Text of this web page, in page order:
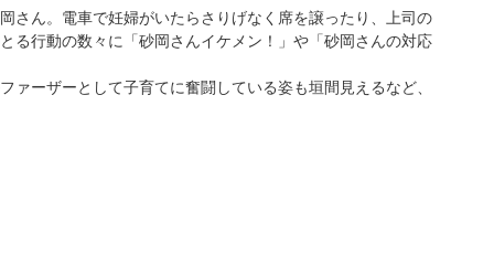
さん。電車で妊婦がいたらさりげなく席を譲ったり、上司の
る行動の数々に「砂岡さんイケメン！」や「砂岡さんの対応
ーザーとして子育てに奮闘している姿も垣間見えるなど、